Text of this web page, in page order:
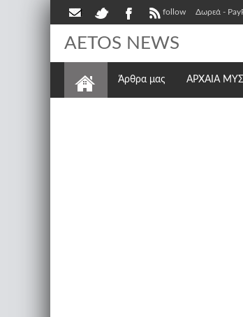
follow Δωρεά -
AETOS NEWS
Άρθρα μας ΑΡΧΑΙΑ